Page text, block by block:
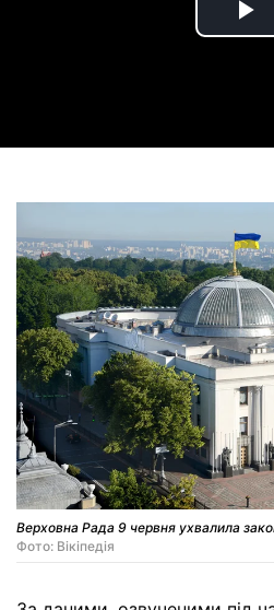
Верховна Рада 9 червня ухвалила
Фото: Вiкiпедiя